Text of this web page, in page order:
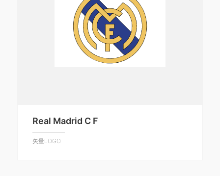
Real Madrid C F
矢量LOGO